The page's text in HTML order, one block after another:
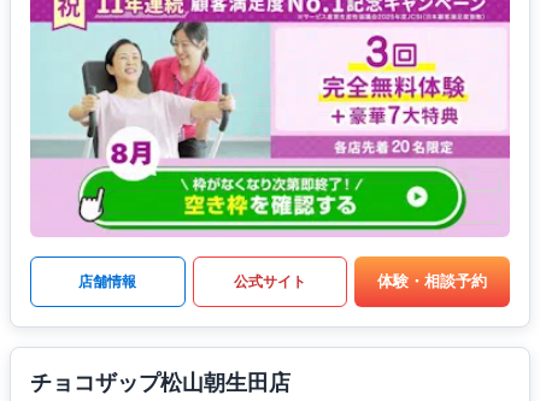
店舗情報 公式サイト 体験・相談予約
チョコザップ松山朝生田店